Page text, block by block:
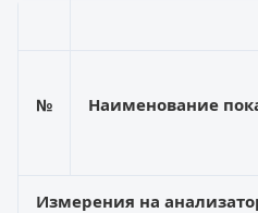
№ Наименование
Измерения на